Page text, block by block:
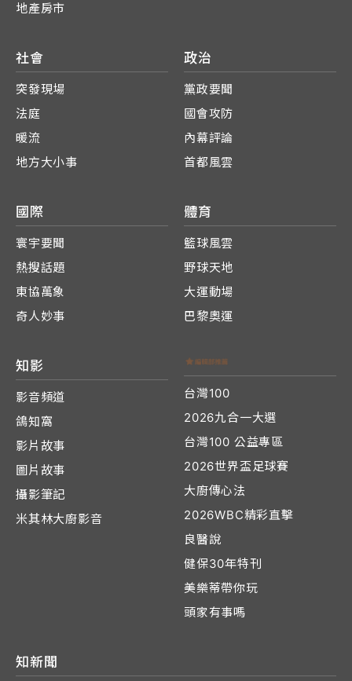
地產房市
社會
突發現場
法庭
暖流
地方大小事
政治
黨政要聞
國會攻防
內幕評論
首都風雲
國際
寰宇要聞
熱搜話題
東協萬象
奇人妙事
體育
籃球風雲
野球天地
大運動場
巴黎奧運
知影
影音頻道
鴿知窩
影片故事
圖片故事
攝影筆記
米其林大廚影音
台灣100
2026九合一大選
台灣100 公益專區
2026世界盃足球賽
大廚傳心法
2026WBC精彩直擊
良醫說
健保30年特刊
美樂蒂帶你玩
頭家有事嗎
知新聞